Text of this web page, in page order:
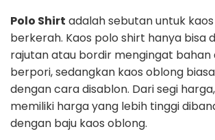
Polo Shirt adalah sebutan untuk
berkerah. Kaos polo shirt hanya bisa
rajutan atau bordir mengingat bahan
berpori, sedangkan kaos oblong
dengan cara disablon. Dari segi
memiliki harga yang lebih tinggi
dengan baju kaos oblong.